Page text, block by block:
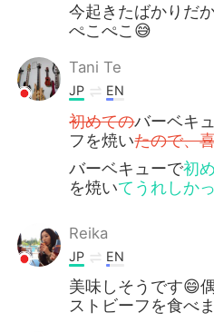
今起きたばかりだ
ぺこぺこ😅
Tani Te
JP EN
初めてのバーベキ
フを焼いたので、
バーベキューで初
を焼いてうれしかっ
Reika
JP EN
美味しそうです😄
ストビーフを食べ